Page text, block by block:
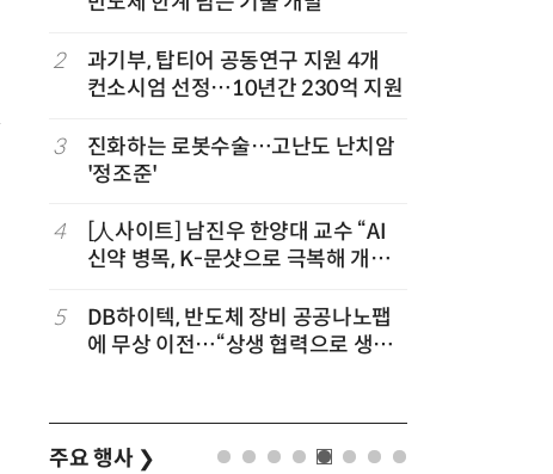
2
과기부, 탑티어 공동연구 지원 4개
컨소시엄 선정…10년간 230억 지원
3
진화하는 로봇수술…고난도 난치암
'정조준'
4
[人사이트] 남진우 한양대 교수 “AI
신약 병목, K-문샷으로 극복해 개발
5
DB하이텍, 반도체 장비 공공나노팹
에 무상 이전…“상생 협력으로 생태
주요 행사 ❯